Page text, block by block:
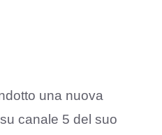
una nuova
canale 5 del suo